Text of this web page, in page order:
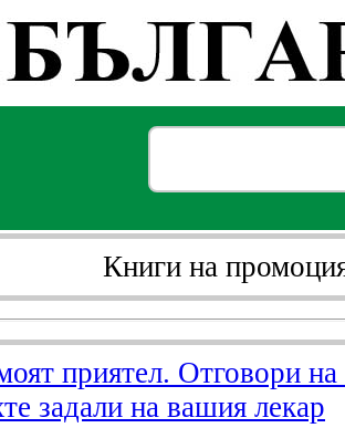
Книги на
приятел. Отговори
задали на вашия лекар